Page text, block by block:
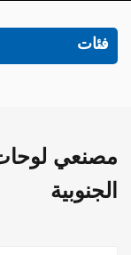
فئات
مصنعي
الجنوبية